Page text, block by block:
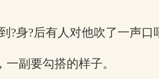
身?后有人对他吹了一声口
副要勾搭的样子。